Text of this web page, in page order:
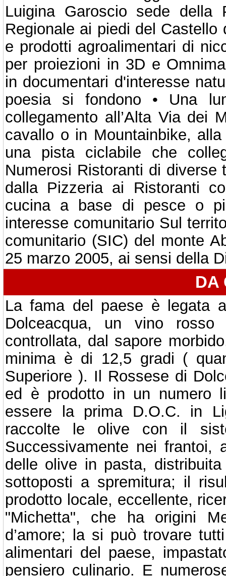
Luigina Garoscio sede della
Regionale ai piedi del
e prodotti agroalimentari di
per proiezioni in 3D e
in documentari d'interesse
poesia si fondono • Una
collegamento all’Alta Via dei
cavallo o in Mountainbike,
una pista ciclabile che
Numerosi Ristoranti di diverse
dalla Pizzeria ai Ristoranti
cucina a base di pesce o
interesse comunitario Sul
comunitario (SIC) del monte
25 marzo 2005, ai sensi della
DA
La fama del paese è legata
Dolceacqua, un vino
controllata, dal sapore
minima è di 12,5 gradi (
Superiore ). Il Rossese di
ed è prodotto in un numero
essere la prima D.O.C. in
raccolte le olive con il
Successivamente nei frantoi,
delle olive in pasta,
sottoposti a spremitura; il
prodotto locale, eccellente,
"Michetta", che ha origini
d’amore; la si può trovare
alimentari del paese,
pensiero culinario. E